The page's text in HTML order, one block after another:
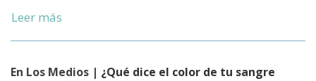
Leer más
En Los Medios | ¿Qué dice el color de tu sangre